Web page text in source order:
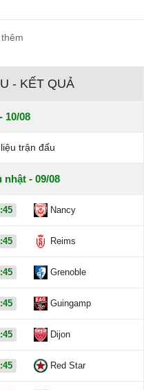
- KẾT QUẢ
10/08
trận đấu
nhật - 09/08
Nancy
Reims
Grenoble
Guingamp
Dijon
Red Star